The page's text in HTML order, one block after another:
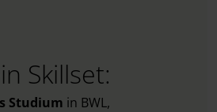
Skillset:
Studium in BWL,